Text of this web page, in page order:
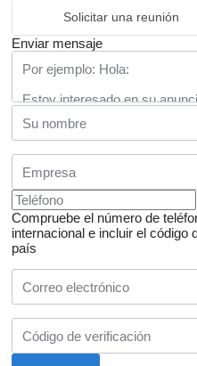
Solicitar una reunión
Enviar mensaje
Compruebe el número de
internacional e incluir el código
país